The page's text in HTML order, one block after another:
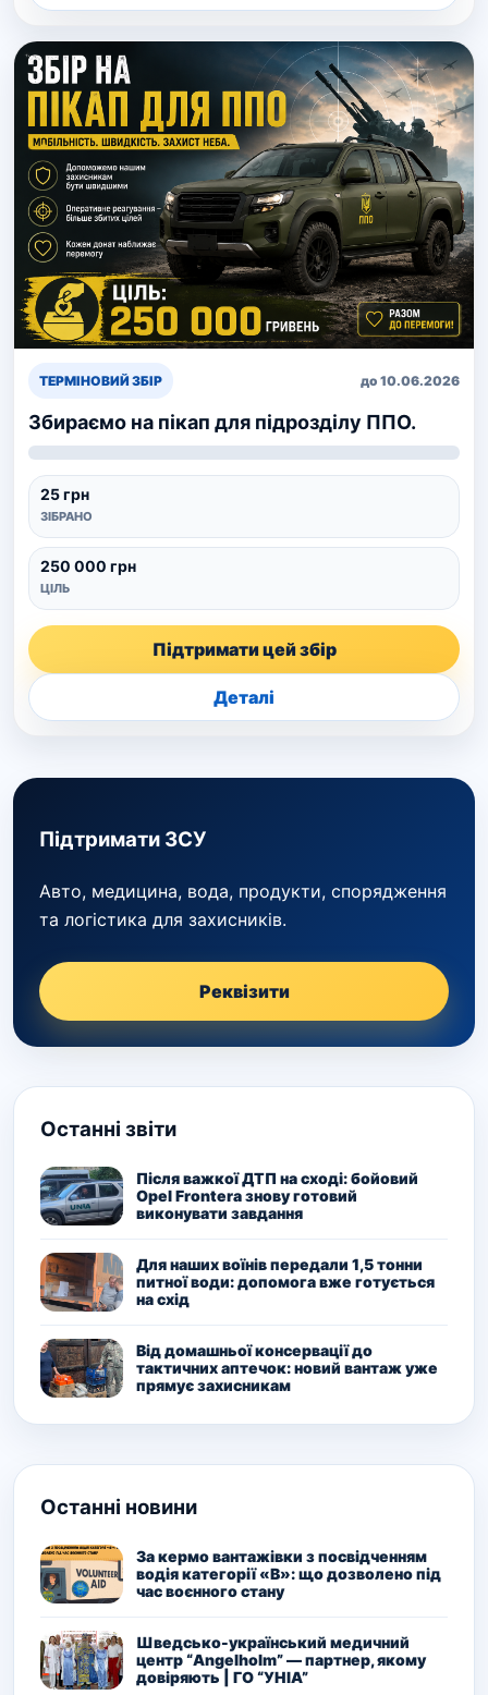
ТЕРМІНОВИЙ ЗБІР до 10.06.2026
Збираємо на пікап для підрозділу ППО.
25 грн
ЗІБРАНО
250 000 грн
ЦІЛЬ
Підтримати цей збір
Деталі
Підтримати ЗСУ
Авто, медицина, вода, продукти, спорядження
та логістика для захисників.
Реквізити
Останні звіти
Після важкої ДТП на сході: бойовий
Opel Frontera знову готовий
виконувати завдання
Для наших воїнів передали 1,5 тонни
питної води: допомога вже готується
на схід
Від домашньої консервації до
тактичних аптечок: новий вантаж уже
прямує захисникам
Останні новини
За кермо вантажівки з посвідченням
водія категорії «В»: що дозволено під
час воєнного стану
Шведсько-український медичний
центр “Angelholm” — партнер, якому
довіряють | ГО “УНІА”